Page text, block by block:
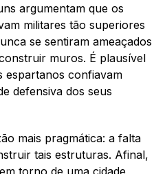
argumentam que os
militares tão superiores
se sentiram ameaçados
muros. É plausível
espartanos confiavam
defensiva dos seus
mais pragmática: a falta
tais estruturas. Afinal,
torno de uma cidade